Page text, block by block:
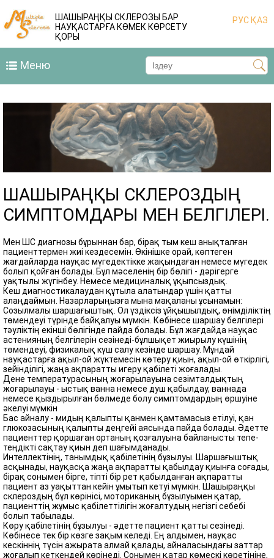
ШАШЫРАҢҚЫ СКЛЕРОЗЫ БАР
НАУҚАСТАРҒА КӨМЕК КӨРСЕТУ
ҚОРЫ
РУСҚАЗ
Меню
ШАШЫРАҢҚЫ СКЛЕРОЗДЫҢ
СИМПТОМДАРЫ МЕН БЕЛГІЛЕРІ.
Мен ШС диагнозы бұрыннан бар, бірақ тым кеш анықталған
пациенттермен жиі кездесемін. Өкінішке орай, көптеген
жағдайларда науқас мүгедектікке жақындаған немесе мүгедек
болып қойған болады. Бұл мәселенің бір бөлігі - дәрігерге
уақтылы жүгінбеу. Немесе медициналық ұқыпсыздық.
Кеш диагностикалаудан құтыла алатындар үшін қатты
алаңдаймын. Назарларыңызға мына мақаланы ұсынамын:
Созылмалы шаршағыштық. Ол үздіксіз ұйқышылдық, өнімділіктің
төмендеуі түрінде байқалуы мүмкін. Көбінесе шаршау белгілері
тәуліктің екінші бөлігінде пайда болады. Бұл жағдайда науқас
астенияның белгілерін сезінеді-бұлшықет жиырылу күшінің
төмендеуі, физикалық күш салу кезінде шаршау. Мұндай
науқастарға ақыл-ой жүктемесін көтеру қиын, ақыл-ой өткірлігі,
зейінділігі, жаңа ақпаратты игеру қабілеті жоғалады.
Дене температурасының жоғарылауына сезімталдықтың
жоғарылауы - ыстық ванна немесе душ қабылдау, ваннада
немесе қыздырылған бөлмеде болу симптомдардың өршуіне
әкелуі мүмкін
Бас айналу - мидың қалыпты қанмен қамтамасыз етілуі, қан
глюкозасының қалыпты деңгейі аясында пайда болады. Әдетте
пациенттер қоршаған ортаның қозғалуына байланысты тепе-
теңдікті сақтау қиын деп шағымданады.
Интеллектінің, танымдық қабілетінің бұзылуы. Шаршағыштық
асқынады, науқасқа жаңа ақпаратты қабылдау қиынға соғады,
бірақ сонымен бірге, тіпті бір рет қабылданған ақпаратты
пациент аз уақыттан кейін ұмытып кетуі мүмкін. Шашыраңқы
склероздың бұл көрінісі, моториканың бұзылуымен қатар,
пациенттің жұмыс қабілеттілігін жоғалтудың негізгі себебі
болып табылады.
Көру қабілетінің бұзылуы - әдетте пациент қатты сезінеді.
Көбінесе тек бір көзге зақым келеді. Ең алдымен, науқас
кескіннің түсін ажырата алмай қалады, айналасындағы заттар
жоғалып кеткендей көрінеді. Сонымен қатар көмескі көретініне,